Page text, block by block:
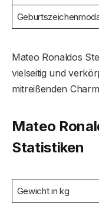
Mateo Ronaldos
vielseitig und
mitreißenden
Mateo
Statistiken
Gewicht in kg